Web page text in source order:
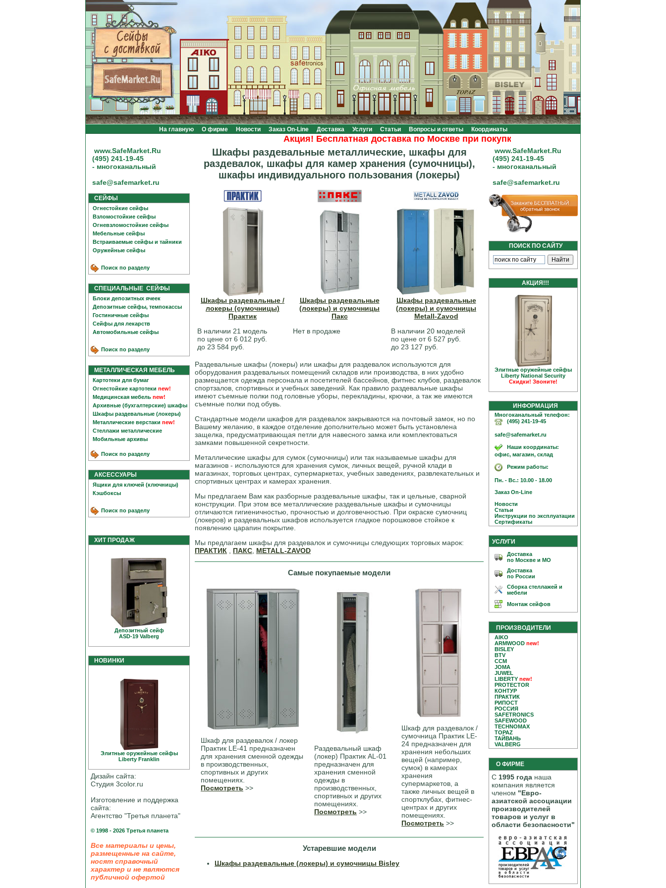
На главную О фирме Новости Заказ On-Line Доставка Услуги Статьи Вопросы и ответы Координаты
Акция! Бесплатная доставка по Москве при покупке на сумму от 20000 рублей.
www.SafeMarket.Ru
(495) 241-19-45
- многоканальный
safe@safemarket.ru
СЕЙФЫ
Огнестойкие сейфы
Взломостойкие сейфы
Огневзломостойкие сейфы
Мебельные сейфы
Встраиваемые сейфы и тайники
Оружейные сейфы
Поиск по разделу
СПЕЦИАЛЬНЫЕ СЕЙФЫ
Блоки депозитных ячеек
Депозитные сейфы, темпокассы
Гостиничные сейфы
Сейфы для лекарств
Автомобильные сейфы
Поиск по разделу
МЕТАЛЛИЧЕСКАЯ МЕБЕЛЬ
Картотеки для бумаг
Огнестойкие картотеки new!
Медицинская мебель new!
Архивные (бухгалтерские) шкафы
Шкафы раздевальные (локеры)
Металлические верстаки new!
Стеллажи металлические
Мобильные архивы
Поиск по разделу
АКСЕССУАРЫ
Ящики для ключей (ключницы)
Кэшбоксы
Поиск по разделу
ХИТ ПРОДАЖ
Депозитный сейф
ASD-19 Valberg
НОВИНКИ
Элитные оружейные сейфы
Liberty Franklin
Дизайн сайта:
Студия 3color.ru
Изготовление и поддержка
сайта:
Агентство "Третья планета"
© 1998 - 2026 Третья планета
Все материалы и цены,
размещенные на сайте,
носят справочный
характер и не являются
публичной офертой
Шкафы раздевальные металлические, шкафы для
раздевалок, шкафы для камер хранения (сумочницы),
шкафы индивидуального пользования (локеры)
Шкафы раздевальные /
локеры (сумочницы)
Практик
В наличии 21 модель
по цене от 6 012 руб.
до 23 584 руб.
Шкафы раздевальные
(локеры) и сумочницы
Пакс
Нет в продаже
Шкафы раздевальные
(локеры) и сумочницы
Metall-Zavod
В наличии 20 моделей
по цене от 6 527 руб.
до 23 127 руб.
Раздевальные шкафы (локеры) или шкафы для раздевалок используются для
оборудования раздевальных помещений складов или производства, в них удобно
размещается одежда персонала и посетителей бассейнов, фитнес клубов, раздевалок
спортзалов, спортивных и учебных заведений. Как правило раздевальные шкафы
имеют съемные полки под головные уборы, перекладины, крючки, а так же имеются
съемные полки под обувь.
Стандартные модели шкафов для раздевалок закрываются на почтовый замок, но по
Вашему желанию, в каждое отделение дополнительно может быть установлена
защелка, предусматривающая петли для навесного замка или комплектоваться
замками повышенной секретности.
Металлические шкафы для сумок (cумочницы) или так называемые шкафы для
магазинов - используются для хранения сумок, личных вещей, ручной клади в
магазинах, торговых центрах, супермаркетах, учебных заведениях, развлекательных и
спортивных центрах и камерах хранения.
Мы предлагаем Вам как разборные раздевальные шкафы, так и цельные, сварной
конструкции. При этом все металлические раздевальные шкафы и сумочницы
отличаются гигиеничностью, прочностью и долговечностью. При окраске сумочниц
(локеров) и раздевальных шкафов используется гладкое порошковое стойкое к
появлению царапин покрытие.
Мы предлагаем шкафы для раздевалок и сумочницы следующих торговых марок:
ПРАКТИК , ПАКС, METALL-ZAVOD
Самые покупаемые модели
Шкаф для раздевалок / локер
Практик LE-41 предназначен
для хранения сменной одежды
в производственных,
спортивных и других
помещениях.
Посмотреть >>
Раздевальный шкаф
(локер) Практик AL-01
предназначен для
хранения сменной
одежды в
производственных,
спортивных и других
помещениях.
Посмотреть >>
Шкаф для раздевалок /
сумочница Практик LE-
24 предназначен для
хранения небольших
вещей (например,
сумок) в камерах
хранения
супермаркетов, а
также личных вещей в
спортклубах, фитнес-
центрах и других
помещениях.
Посмотреть >>
Устаревшие модели
Шкафы раздевальные (локеры) и сумочницы Bisley
www.SafeMarket.Ru
(495) 241-19-45
- многоканальный
safe@safemarket.ru
ПОИСК ПО САЙТУ
АКЦИЯ!!!
Элитные оружейные сейфы
Liberty National Security
Скидки! Звоните!
ИНФОРМАЦИЯ
Многоканальный телефон:
(495) 241-19-45
safe@safemarket.ru
Наши координаты:
офис, магазин, склад
Режим работы:
Пн. - Вс.: 10.00 - 18.00
Заказ On-Line
Новости
Статьи
Инструкции по эксплуатации
Сертификаты
УСЛУГИ
Доставка
по Москве и МО
Доставка
по России
Сборка стеллажей и
мебели
Монтаж сейфов
ПРОИЗВОДИТЕЛИ
AIKO
ARMWOOD new!
BISLEY
BTV
CCM
JOMA
JUWEL
LIBERTY new!
PROTECTOR
КОНТУР
ПРАКТИК
РИПОСТ
РОССИЯ
SAFETRONICS
SAFEWOOD
TECHNOMAX
TOPAZ
ТАЙВАНЬ
VALBERG
О ФИРМЕ
С 1995 года наша
компания является
членом "Евро-
азиатской ассоциации
производителей
товаров и услуг в
области безопасности"